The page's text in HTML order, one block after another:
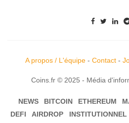
A propos / L'équipe- Contact-
Coins.fr © 2025 - Média
NEWS BITCOIN ETHEREUM
DEFI
AIRDROP INSTITUTIONNEL